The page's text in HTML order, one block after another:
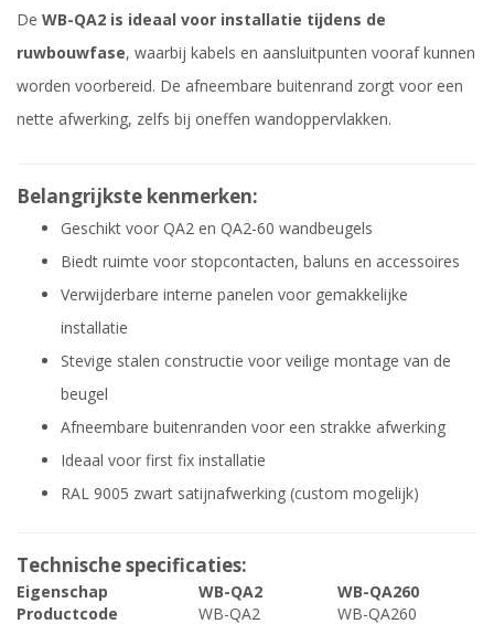
De WB-QA2 is ideaal voor installatie tijdens de
ruwbouwfase, waarbij kabels en aansluitpunten vooraf kunnen
worden voorbereid. De afneembare buitenrand zorgt voor een
nette afwerking, zelfs bij oneffen wandoppervlakken.
Belangrijkste kenmerken:
Geschikt voor QA2 en QA2-60 wandbeugels
Biedt ruimte voor stopcontacten, baluns en accessoires
Verwijderbare interne panelen voor gemakkelijke
installatie
Stevige stalen constructie voor veilige montage van de
beugel
Afneembare buitenranden voor een strakke afwerking
Ideaal voor first fix installatie
RAL 9005 zwart satijnafwerking (custom mogelijk)
Technische specificaties:
Eigenschap WB-QA2
WB-QA260
Productcode
WB-QA2 WB-QA260